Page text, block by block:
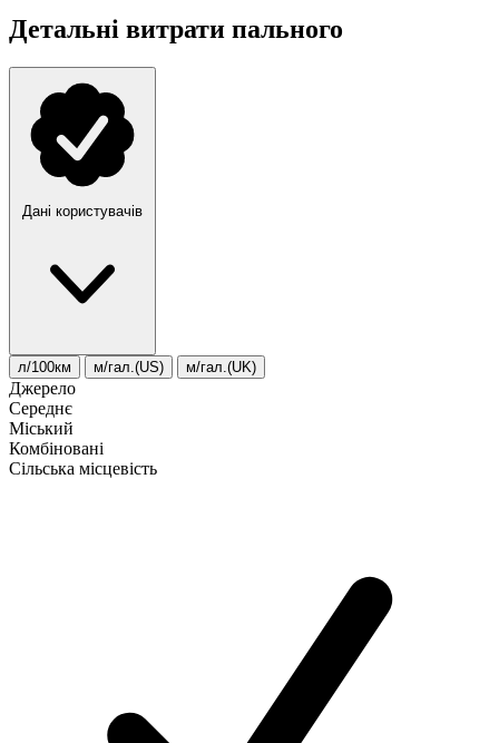
Детальні витрати пального
Дані користувачів
л/100км м/гал.(US) м/гал.(UK)
Джерело
Середнє
Міський
Комбіновані
Сільська місцевість